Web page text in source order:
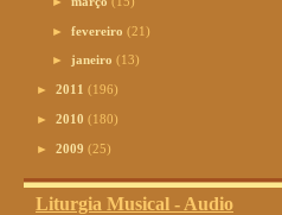
►fevereiro(21)
► janeiro(13)
► 2011 (196)
► 2010 (180)
► 2009 (25)
Liturgia Musical - Audio